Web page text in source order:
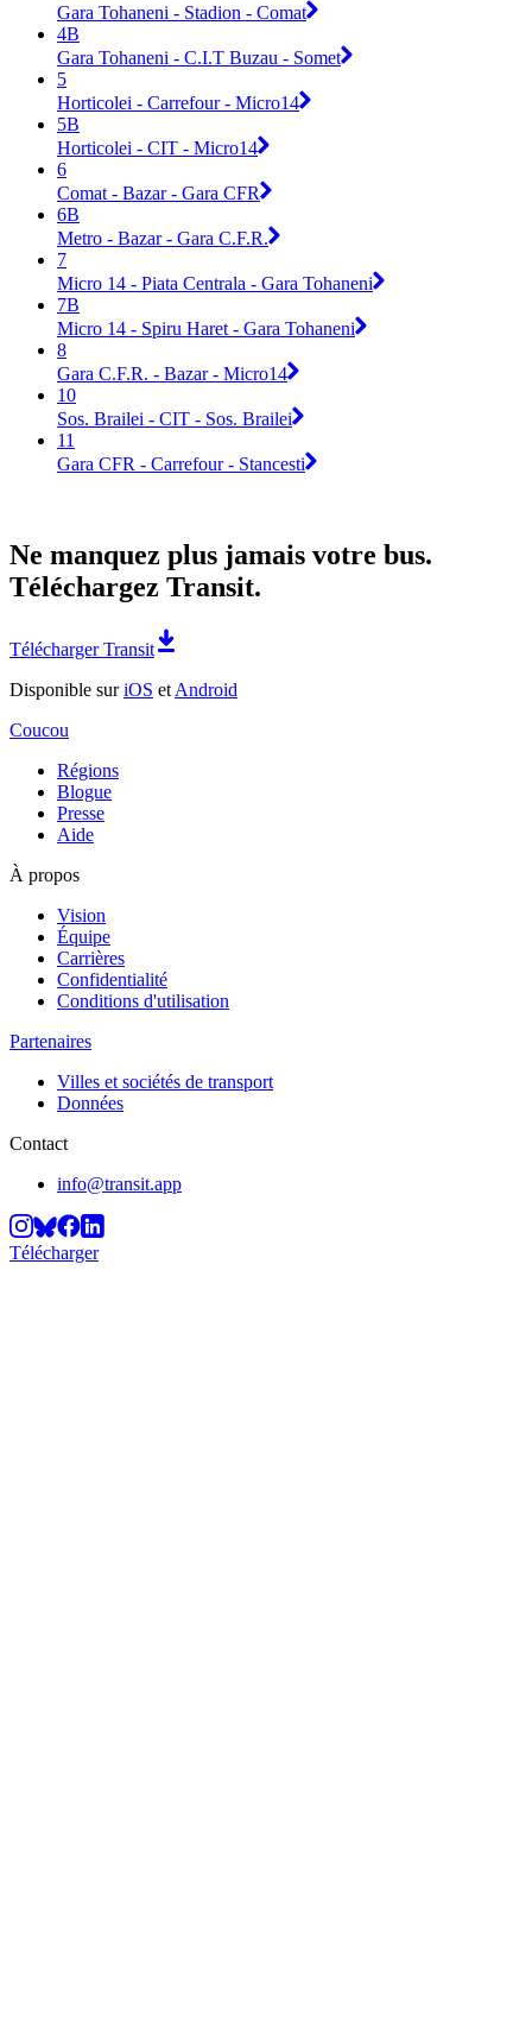
Gara Tohaneni - Stadion - Comat
4B
Gara Tohaneni - C.I.T Buzau - Somet
5
Horticolei - Carrefour - Micro14
5B
Horticolei - CIT - Micro14
6
Comat - Bazar - Gara CFR
6B
Metro - Bazar - Gara C.F.R.
7
Micro 14 - Piata Centrala - Gara Tohaneni
7B
Micro 14 - Spiru Haret - Gara Tohaneni
8
Gara C.F.R. - Bazar - Micro14
10
Sos. Brailei - CIT - Sos. Brailei
11
Gara CFR - Carrefour - Stancesti
Ne manquez plus jamais votre bus.
Téléchargez Transit.
Télécharger Transit
Disponible suriOS et Android
Coucou
Régions
Blogue
Presse
Aide
À propos
Vision
Équipe
Carrières
Confidentialité
Conditions d'utilisation
Partenaires
Villes et sociétés de transport
Données
Contact
info@transit.app
Télécharger